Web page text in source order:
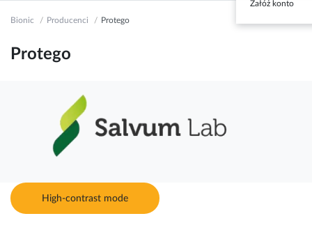
Załóż konto
Bionic Producenci Protego
Protego
High-contrast mode